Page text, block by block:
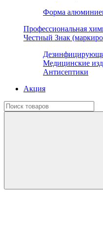
Форма
Профессиональная
Честный Знак
Медицинские
Антисептики
Акция